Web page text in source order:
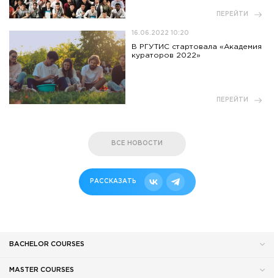
ПЕРЕЙТИ
16.06.2022 10:20
В РГУТИС стартовала «Академия
кураторов 2022»
ПЕРЕЙТИ
ВСЕ НОВОСТИ
РАССКАЗАТЬ
BACHELOR COURSES
MASTER COURSES